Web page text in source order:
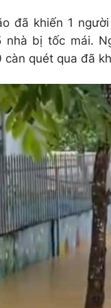
đã khiến 1
nhà bị tốc mái.
càn quét qua đã